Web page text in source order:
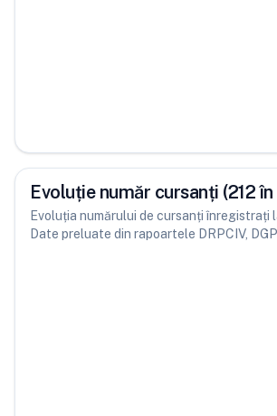
Evoluție număr cursanți (212
Evoluția numărului de cursanți
Date preluate din rapoartele DRPCIV,